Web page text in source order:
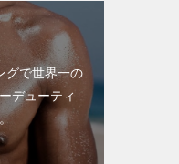
グで世界一の
デューティ